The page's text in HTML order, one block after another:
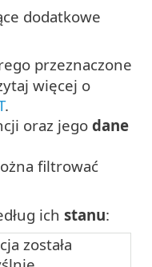
dodatkowe
przeznaczone
więcej o
.
oraz jego dane
filtrować
ich stanu:
została